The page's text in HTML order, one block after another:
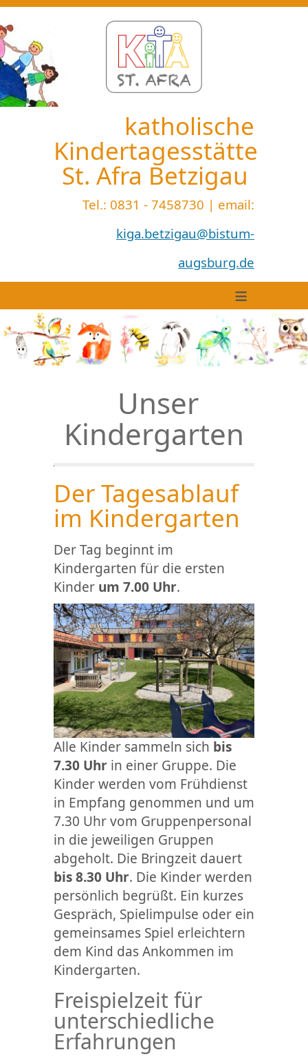
katholische
Kindertagesstätte
St. Afra Betzigau
Tel.: 0831 - 7458730 | email:
kiga.betzigau@bistum-
augsburg.de
≡
Unser
Kindergarten
Der Tagesablauf
im Kindergarten
Der Tag beginnt im
Kindergarten für die ersten
Kinder um 7.00 Uhr.
Alle Kinder sammeln sich bis
7.30 Uhr in einer Gruppe. Die
Kinder werden vom Frühdienst
in Empfang genommen und um
7.30 Uhr vom Gruppenpersonal
in die jeweiligen Gruppen
abgeholt. Die Bringzeit dauert
bis 8.30 Uhr. Die Kinder werden
persönlich begrüßt. Ein kurzes
Gespräch, Spielimpulse oder ein
gemeinsames Spiel erleichtern
dem Kind das Ankommen im
Kindergarten.
Freispielzeit für
unterschiedliche
Erfahrungen